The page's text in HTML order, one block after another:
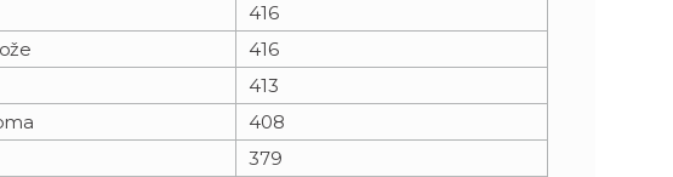
416
416
413
408
379